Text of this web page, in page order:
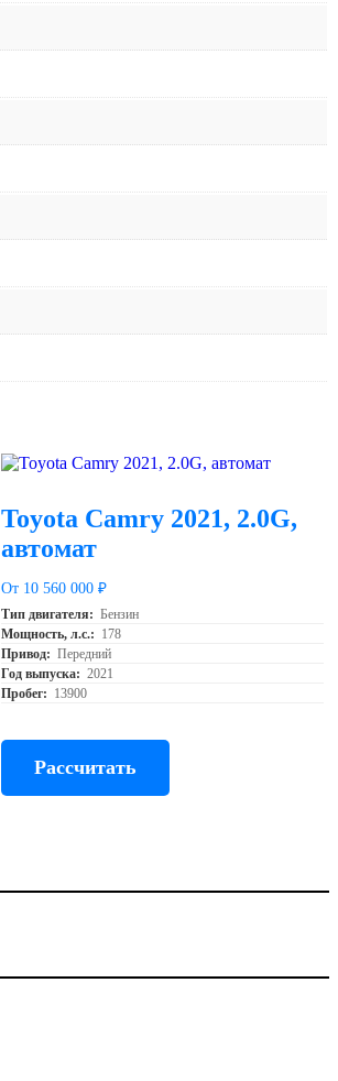
Toyota Camry 2021, 2.0G,
автомат
От 10 560 000 ₽
Тип двигателя: Бензин
Мощность, л.с.: 178
Привод: Передний
Год выпуска: 2021
Пробег: 13900
Рассчитать